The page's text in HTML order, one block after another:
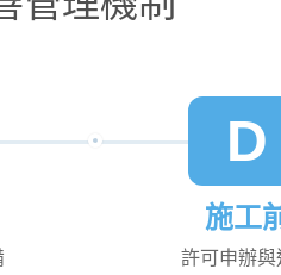
D
施工
許可申辦與